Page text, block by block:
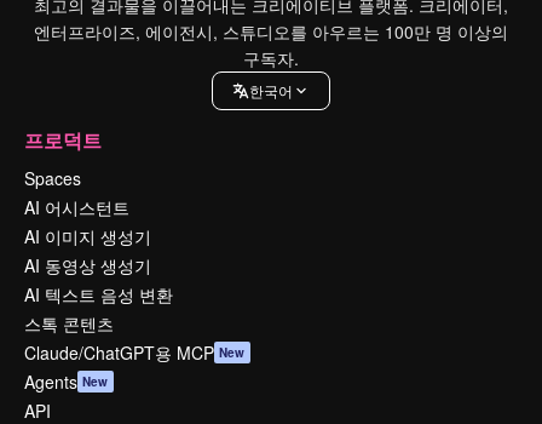
엔터프라이즈, 에이전시, 스튜디오를 아우르는 100만 명 이상의
구독자.
한국어
프로덕트
Spaces
AI 어시스턴트
AI 이미지 생성기
AI 동영상 생성기
AI 텍스트 음성 변환
스톡 콘텐츠
Claude/ChatGPT용 MCP New
Agents New
API